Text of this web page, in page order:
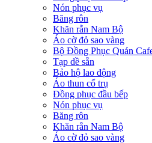
Nón phục vụ
Băng rôn
Khăn rằn Nam Bộ
Áo cờ đỏ sao vàng
Bộ Đồng Phục Quán
Tạp dề sẵn
Bảo hộ lao động
Áo thun cổ trụ
Đồng phục đầu bếp
Nón phục vụ
Băng rôn
Khăn rằn Nam Bộ
Áo cờ đỏ sao vàng